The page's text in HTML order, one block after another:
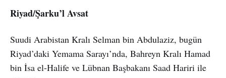
Riyad/Şarku’l Avsat
Suudi Arabistan Kralı Selman bin Abdulaziz, bugün
Riyad’daki Yemama Sarayı’nda, Bahreyn Kralı Hamad
bin İsa el-Halife ve Lübnan Başbakanı Saad Hariri ile